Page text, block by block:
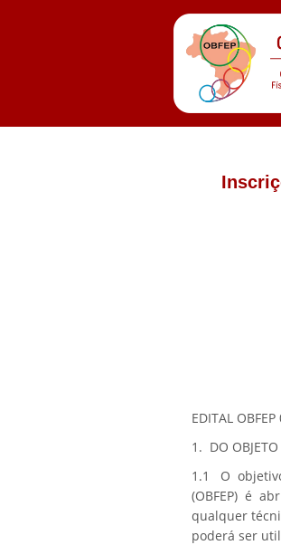
EDITAL
1. DO OBJETO
1.1 O
(OBFEP) é
qualquer
poderá ser